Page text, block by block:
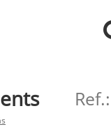
Ref.: